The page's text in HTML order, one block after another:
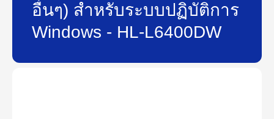
อื่นๆ) สำหรับระบบปฏิบัติการ
Windows - HL-L6400DW